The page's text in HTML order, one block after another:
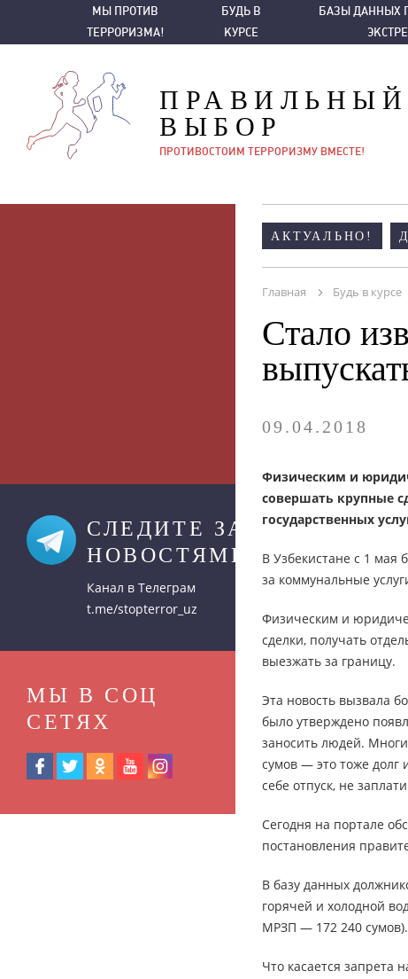
МЫ ПРОТИВ ТЕРРОРИЗМА! БУДЬ В КУРСЕ БАЗЫ ДАННЫХ ПО
МЫ ПРОТИВ
ТЕРРОРИЗМА!
БУДЬ В
КУРСЕ
БАЗЫ ДАННЫХ
ПРАВИЛЬНЫЙ
ВЫБОР
ПРОТИВОСТОИМ ТЕРРОРИЗМУ ВМЕСТЕ!
СЛЕДИТЕ ЗА
НОВОСТЯМИ
Канал в Телеграм
t.me/stopterror_uz
МЫ В СОЦ
СЕТЯХ
АКТУАЛЬНО!
Главная Будь в курсе
Стало
09.04.2018
Физическим и
совершать крупные
государственных
В Узбекистане с 1 мая
за коммунальные
Физическим и
сделки, получать
выезжать за границу.
Эта новость вызвала
было утверждено
заносить людей.
сумов — это тоже долг
себе отпуск, не
Сегодня на портале
постановления
В базу данных
горячей и холодной
МРЗП — 172 240
Что касается запрета